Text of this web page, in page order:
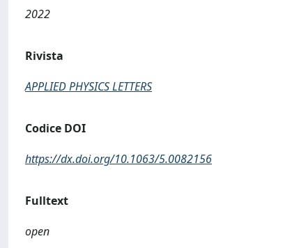
2022
Rivista
APPLIED PHYSICS LETTERS
Codice DOI
https://dx.doi.org/10.1063/5.0082156
Fulltext
open